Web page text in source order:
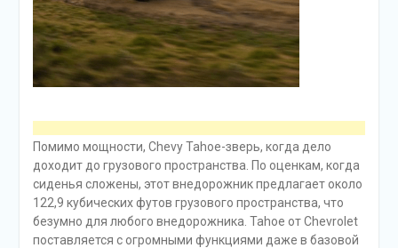
Помимо мощности, Chevy Tahoe-зверь, когда дело
доходит до грузового пространства. По оценкам, когда
сиденья сложены, этот внедорожник предлагает около
122,9 кубических футов грузового пространства, что
безумно для любого внедорожника. Tahoe от Chevrolet
поставляется с огромными функциями даже в базовой